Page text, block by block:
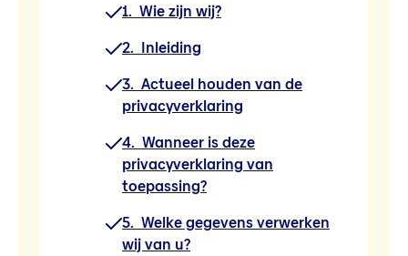
1. Wie zijn wij?
2. Inleiding
3. Actueel houden van de
privacyverklaring
4. Wanneer is deze
privacyverklaring van
toepassing?
5. Welke gegevens verwerken
wij van u?